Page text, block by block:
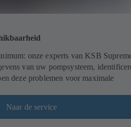
onze experts van KSB
van uw pompsysteem,
deze problemen voor maximale
Naar de service